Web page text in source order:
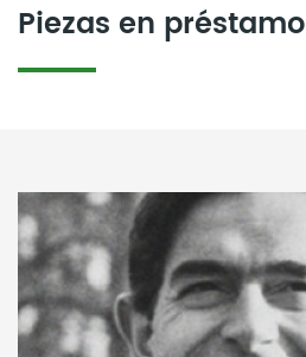
Piezas en préstamo